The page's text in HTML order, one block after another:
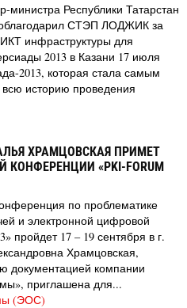
министра Республики Татарстан
СТЭП ЛОДЖИК за
инфраструктуры для
2013 в Казани 17 июля
2013, которая стала самым
историю проведения
ХРАМЦОВСКАЯ ПРИМЕТ
«PKI-FORUM
по проблематике
и электронной цифровой
пройдет 17 – 19 сентября в г.
Храмцовская,
документацией компании
приглашена для...
(ЭОС)